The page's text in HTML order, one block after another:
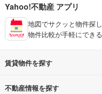
Yahoo!不動産 アプリ
地図でサクッと物件探し
物件比較が手軽にできる
賃貸物件を探す
路線・駅から探す
不動産情報を探す